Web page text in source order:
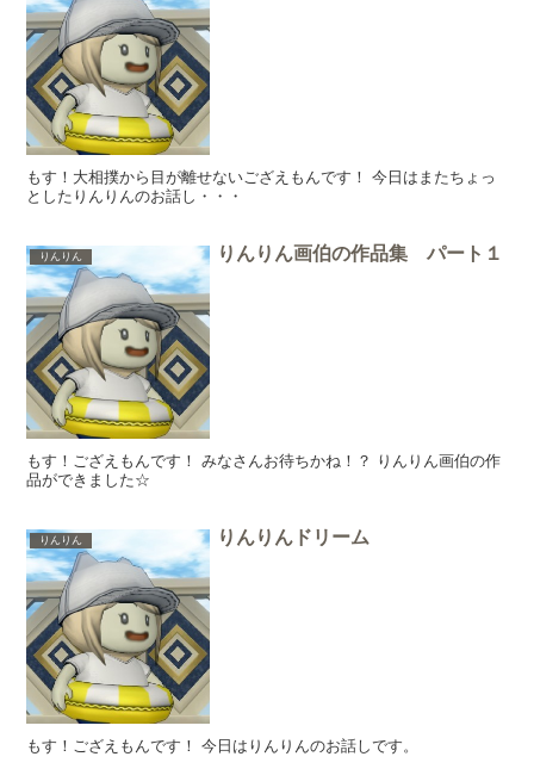
もす！大相撲から目が離せないござえもんです！ 今日はまたちょっ
としたりんりんのお話し・・・
りんりん りんりん画伯の作品集 パート１
もす！ござえもんです！ みなさんお待ちかね！？ りんりん画伯の作
品ができました☆
りんりん りんりんドリーム
もす！ござえもんです！ 今日はりんりんのお話しです。